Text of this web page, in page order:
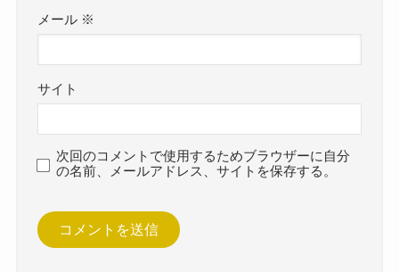
メール ※
サイト
次回のコメントで使用するためブラウザーに自分
の名前、メールアドレス、サイトを保存する。